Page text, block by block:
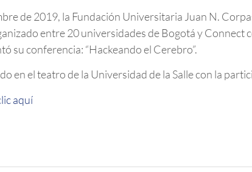
de 2019, la Fundación Universitaria Juan N.
entre 20 universidades de Bogotá y
su conferencia: “Hackeando el Cerebro”.
en el teatro de la Universidad de la Salle con la
aquí